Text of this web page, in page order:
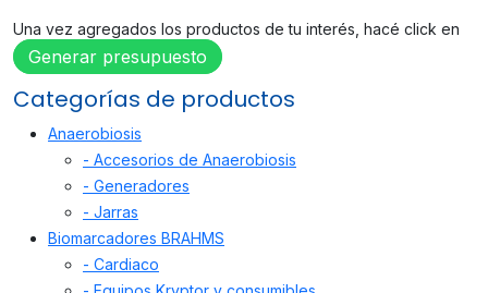
Una vez agregados los productos de tu interés, hacé click en
Generar presupuesto
Categorías de productos
Anaerobiosis
- Accesorios de Anaerobiosis
- Generadores
- Jarras
Biomarcadores BRAHMS
- Cardiaco